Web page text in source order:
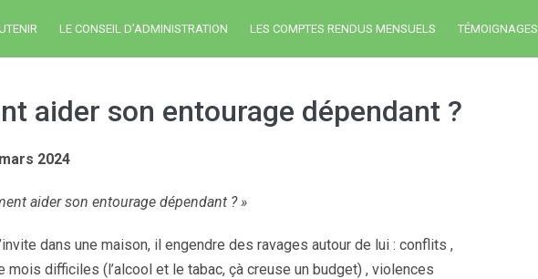
LE CONSEIL D’ADMINISTRATION LES COMPTES RENDUS MENSUELS TÉMOIGNAGES
aider son entourage dépendant ?
2024
aider son entourage dépendant ? »
dans une maison, il engendre des ravages autour de lui : conflits ,
mois difficiles (l’alcool et le tabac, çà creuse un budget) , violences